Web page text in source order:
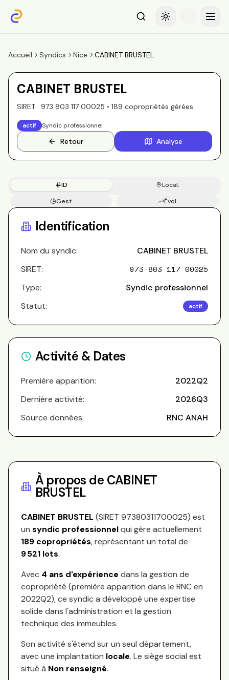
RechercheBasculer le thème
Menu
Accueil Syndics Nice CABINET BRUSTEL
CABINET BRUSTEL
SIRET : 973 803 117 00025 • 189 copropriétés gérées
actif Syndic professionnel
Retour Analyse
ID
Local.
Gest.
Évol.
Identification
Nom du syndic:
CABINET BRUSTEL
SIRET:
973 803 117 00025
Type:
Syndic professionnel
Statut:
actif
Activité & Dates
Première apparition:
2022Q2
Dernière activité:
2026Q3
Source données:
RNC ANAH
À propos de CABINET
BRUSTEL
CABINET BRUSTEL (SIRET 97380311700025) est
un syndic professionnelqui gère actuellement
189 copropriétés, représentant un total de
9 521 lots.
Avec 4 ans d'expérience dans la gestion de
copropriété (première apparition dans le RNC en
2022Q2), ce syndic a développé une expertise
solide dans l'administration et la gestion
technique des immeubles.
Son activité s'étend surun seul département,
avec une implantation locale. Le siège social est
situé à Non renseigné.